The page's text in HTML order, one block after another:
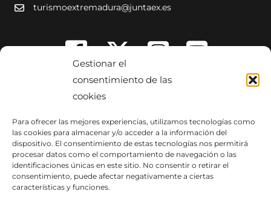
Gestionar el
consentimiento de las
cookies
Para ofrecer las mejores experiencias, utilizamos tecnologías como
las cookies para almacenar y/o acceder a la información del
dispositivo. El consentimiento de estas tecnologías nos permitirá
procesar datos como el comportamiento de navegación o las
identificaciones únicas en este sitio. No consentir o retirar el
consentimiento, puede afectar negativamente a ciertas
características y funciones.
turismoextremadura@juntaex.es